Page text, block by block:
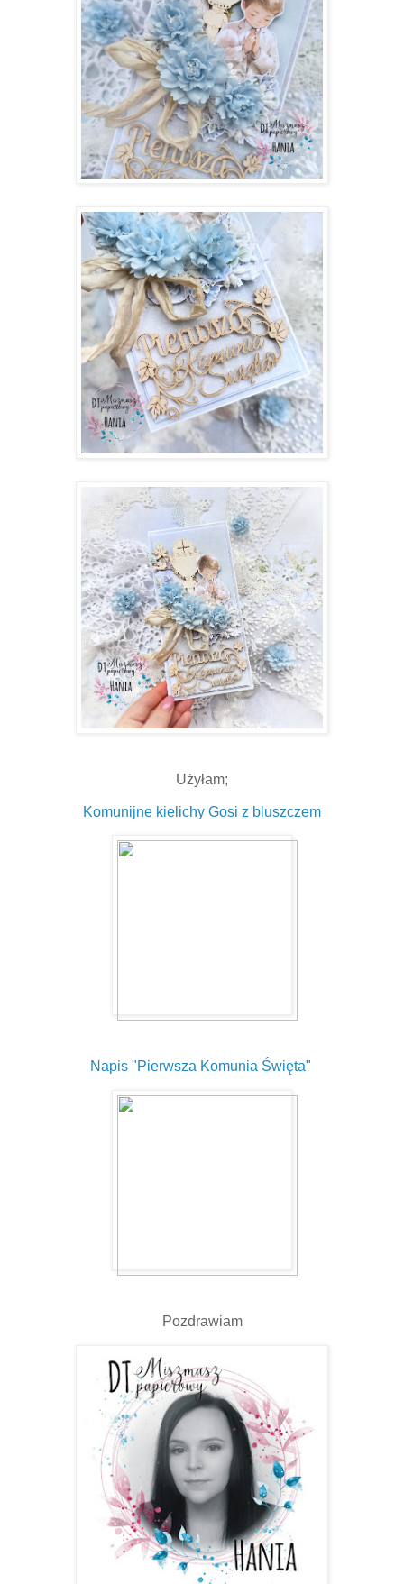
Użyłam;
Komunijne kielichy Gosi z bluszczem
Napis "Pierwsza Komunia Święta"
Pozdrawiam